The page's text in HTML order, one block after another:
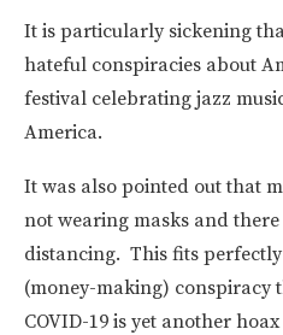
It is particularly sickening
hateful conspiracies about
festival celebrating jazz
America.
It was also pointed out that
not wearing masks and
distancing. This fits
(money-making) conspiracy
COVID-19 is yet another